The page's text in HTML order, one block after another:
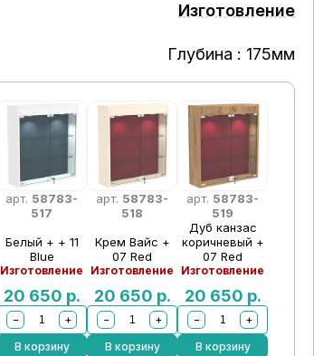
Изготовление
Глубина : 175мм
арт. 58783-
517
Белый + + 11
Blue
Изготовление
20 650 р.
−
+
В корзину
арт. 58783-
518
Крем Вайс +
07 Red
Изготовление
20 650 р.
−
+
В корзину
арт. 58783-
519
Дуб канзас
коричневый +
07 Red
Изготовление
20 650 р.
−
+
В корзину